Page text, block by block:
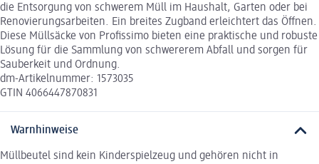
die Entsorgung von schwerem Müll im Haushalt, Garten oder bei
Renovierungsarbeiten. Ein breites Zugband erleichtert das Öffnen.
Diese Müllsäcke von Profissimo bieten eine praktische und robuste
Lösung für die Sammlung von schwererem Abfall und sorgen für
Sauberkeit und Ordnung.
dm-Artikelnummer: 1573035
GTIN 4066447870831
Warnhinweise
Müllbeutel sind kein Kinderspielzeug und gehören nicht in